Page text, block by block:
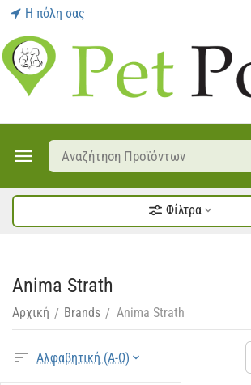
Η πόλη σας
Φίλτρα
Anima Strath
Αρχική / Brands / Anima Strath
Αλφαβητική (Α-Ω)